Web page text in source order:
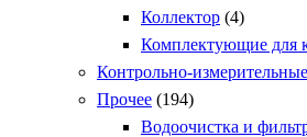
Коллектор (4)
Комплектующие для
Контрольно-
Прочее (194)
Водоочистка и